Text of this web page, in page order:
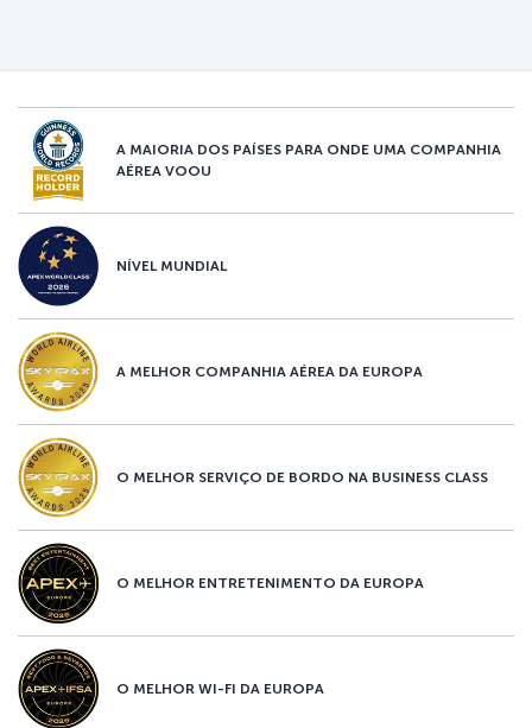
A MAIORIA DOS PAÍSES PARA ONDE UMA COMPANHIA
AÉREA VOOU
NÍVEL MUNDIAL
A MELHOR COMPANHIA AÉREA DA EUROPA
O MELHOR SERVIÇO DE BORDO NA BUSINESS CLASS
O MELHOR ENTRETENIMENTO DA EUROPA
O MELHOR WI-FI DA EUROPA